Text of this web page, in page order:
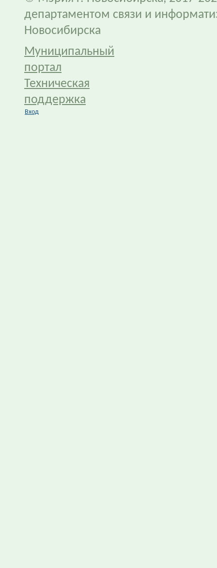
департаментом связи и
Новосибирска
Муниципальный
портал
Техническая
поддержка
Вход